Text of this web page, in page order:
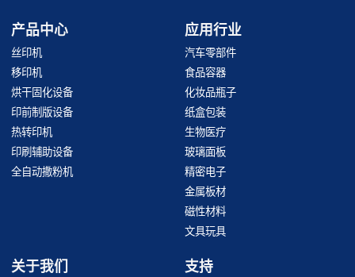
产品中心
丝印机
移印机
烘干固化设备
印前制版设备
热转印机
印刷辅助设备
全自动撒粉机
应用行业
汽车零部件
食品容器
化妆品瓶子
纸盒包装
生物医疗
玻璃面板
精密电子
金属板材
磁性材料
文具玩具
关于我们 支持